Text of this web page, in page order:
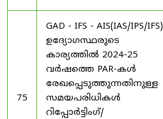
75
GAD - IFS - AIS(IAS/IPS/IFS)
ഉദ്യോഗസ്ഥരുടെ
കാര്യത്തിൽ 2024-25
വർഷത്തെ PAR-കൾ
രേഖപ്പെടുത്തുന്നതിനുള്ള
സമയപരിധികൾ
റിപ്പോർട്ടിംഗ്/